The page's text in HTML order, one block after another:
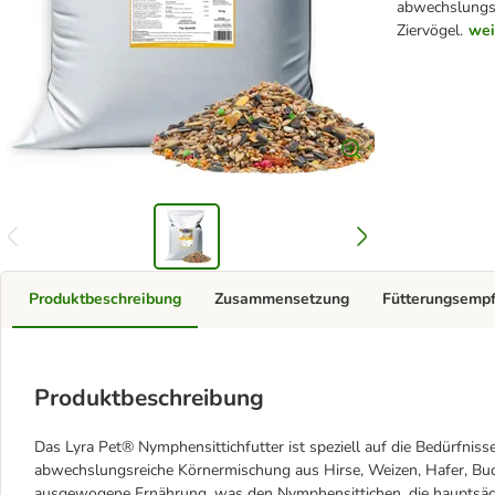
Ziervögel.
Produktbeschreibung
Produktbeschreibung
Das Lyra Pet® Nymphensittichfutter ist speziell auf die
abwechslungsreiche Körnermischung aus Hirse, Weizen, Hafer,
Zusammensetzung